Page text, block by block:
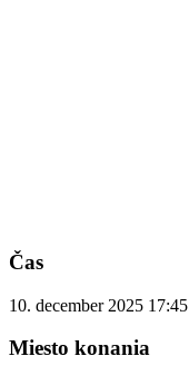
Čas
10. december 2025 17:45
Miesto konania